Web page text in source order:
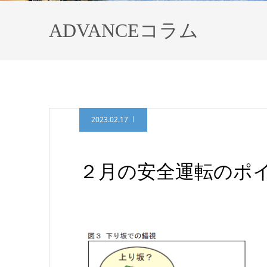
ADVANCEコラム
2023.02.17
２月の安全運転の